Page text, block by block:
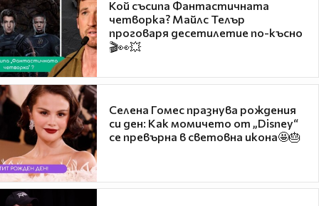
Кой съсипа Фантастичната
четворка? Майлс Телър
проговаря десетилетие по-късно
🎬👀💥
Селена Гомес празнува рождения
си ден: Как момичето от „Disney“
се превърна в световна икона🤩🎂